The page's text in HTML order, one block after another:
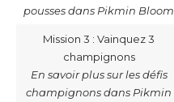
pousses dans Pikmin Bloom
Mission 3 : Vainquez 3
champignons
En savoir plus sur les défis
champignons dans Pikmin